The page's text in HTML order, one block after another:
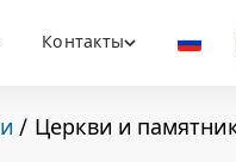
Контакты
Церкви и